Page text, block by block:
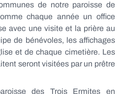
de notre paroisse de
chaque année un office
avec une visite et la prière au
de bénévoles, les affichages
et de chaque cimetière. Les
seront visitées par un prêtre
des Trois Ermites en